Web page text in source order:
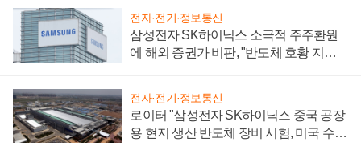
전자·전기·정보통신
삼성전자 SK하이닉스 소극적 주주환원
에 해외 증권가 비판, "반도체 호황 지속
전자·전기·정보통신
로이터 "삼성전자 SK하이닉스 중국 공장
용 현지 생산 반도체 장비 시험, 미국 수출